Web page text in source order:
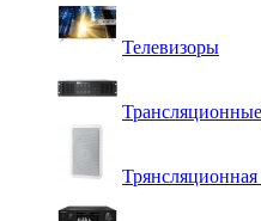
Телевизоры